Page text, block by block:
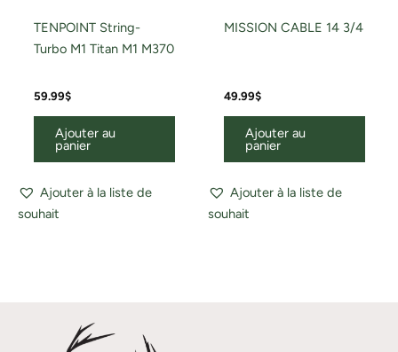
TENPOINT String-
Turbo M1 Titan M1 M370
59.99$
Ajouter au
panier
Ajouter à la liste de
souhait
MISSION CABLE 14 3/4
49.99$
Ajouter au
panier
Ajouter à la liste de
souhait